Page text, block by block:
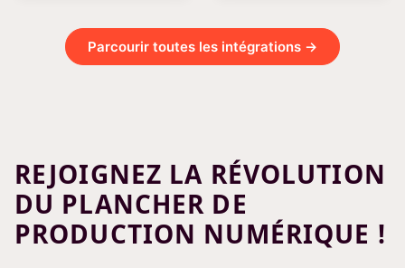
Parcourir toutes les intégrations →
REJOIGNEZ LA RÉVOLUTION
DU PLANCHER DE
PRODUCTION NUMÉRIQUE !